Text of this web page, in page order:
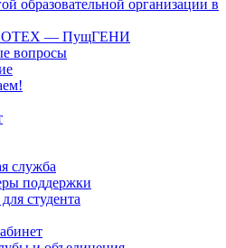
образовательной организации в
— ПущГЕНИ
вопросы
служба
поддержки
студента